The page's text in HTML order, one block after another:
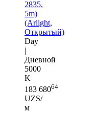
2835,
5m)
(Arlight,
Открытый)
Day
|
Дневной
5000
K
183 68064
UZS/
м